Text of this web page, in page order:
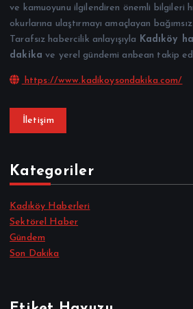
ve kamuoyunu ilgilendiren önemli bilgileri
okurlarına ulaştırmayı amaçlayan
Tarafsız habercilik anlayışıyla Kadıköy
dakika ve yerel gündemi anbean takip
https://www.kadikoysondakika.com/
İletişim
Kategoriler
Kadıköy Haberleri
Sektörel Haber
Gündem
Son Dakika